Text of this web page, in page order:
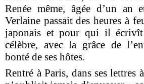
Renée même, âgée d’un an
Verlaine passait des heures à
japonais et pour qui il
célèbre, avec la grâce de
bonté de ses hôtes.
Rentré à Paris, dans ses lettres